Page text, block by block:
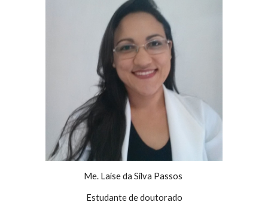
Me. Laíse da Silva Passos
Estudante de doutorado